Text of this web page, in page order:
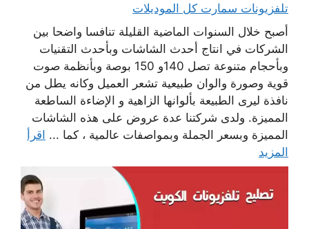
تلفزيونات سمارت كل الموديلات
أصبح خلال السنوات الماضية القليلة تنافسا واضحا بين
الشركات في انتاج أحدث الشاشات وبأحدث التقنيات
وبأحجام متنوعة تصل 140و 150 بوصة وبأنظمة صوت
قوية وصورة والوان طبيعية تشعر العميل وكانه يطل من
نافذة ليرى الطبيعة بألوانها الزاهية و الإضاءة الساطعة
المميزة. ولدى شركتنا عدة عروض على هذه الشاشات
المميزة وبسعر الجملة وبمواصفات عالمية ، كما ... اقرأ
المزيد